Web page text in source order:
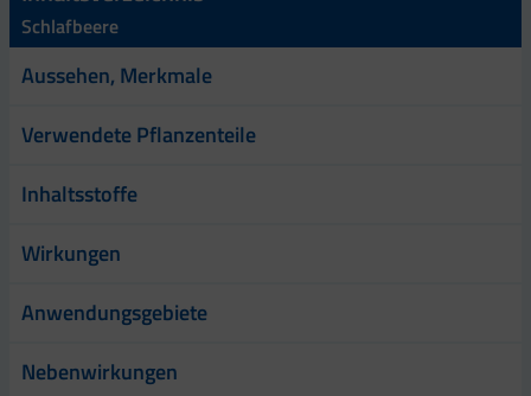
Schlafbeere
Aussehen, Merkmale
Verwendete Pflanzenteile
Inhaltsstoffe
Wirkungen
Anwendungsgebiete
Nebenwirkungen